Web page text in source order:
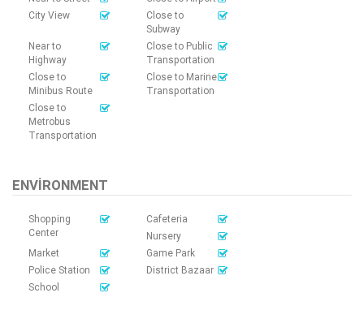
City View
Close to
Subway
Near to
Highway
Close to Public
Transportation
Close to
Minibus Route
Close to Marine
Transportation
Close to
Metrobus
Transportation
ENVIRONMENT
Shopping
Center
Cafeteria
Nursery
Market
Game Park
Police Station
District Bazaar
School